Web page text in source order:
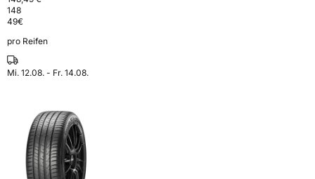
148
49€
pro Reifen
Mi. 12.08. - Fr. 14.08.